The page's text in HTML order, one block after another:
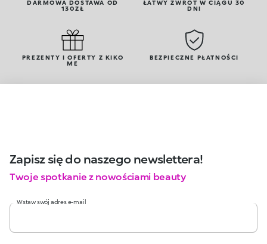
DARMOWA DOSTAWA OD
130ZŁ
ŁATWY ZWROT W CIĄGU 30
DNI
PREZENTY I OFERTY Z KIKO
ME
BEZPIECZNE PŁATNOŚCI
Zapisz się do naszego newslettera!
Twoje spotkanie z nowościami beauty
Wstaw swój adres e-mail